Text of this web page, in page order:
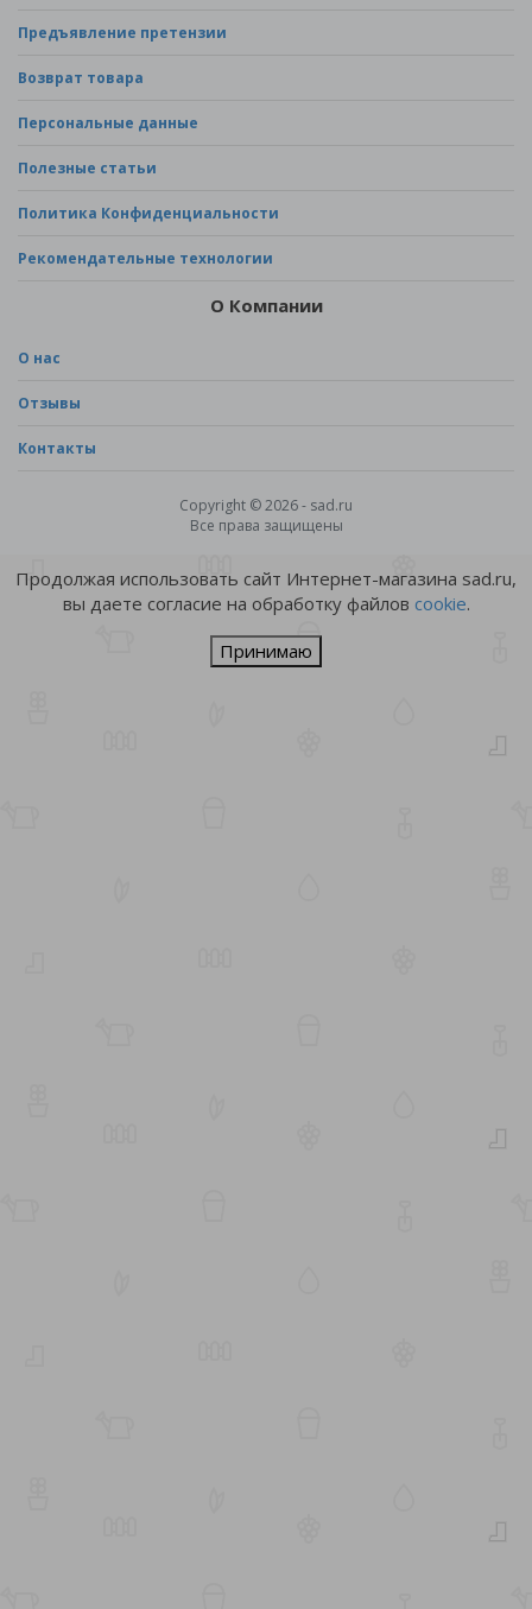
Предъявление претензии
Возврат товара
Персональные данные
Полезные статьи
Политика Конфиденциальности
Рекомендательные технологии
О Компании
О нас
Отзывы
Контакты
Copyright © 2026 - sad.ru
Все права защищены
Продолжая использовать сайт Интернет-магазина sad.ru,
вы даете согласие на обработку файлов cookie.
Принимаю